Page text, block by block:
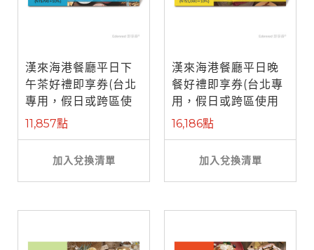
漢來海港餐廳平日下
午茶好禮即享券(台北
專用，假日或跨區使
用需補差額)
11,857點
加入兌換清單
漢來海港餐廳平日晚
餐好禮即享券(台北專
用，假日或跨區使用
需補差額)
16,186點
加入兌換清單